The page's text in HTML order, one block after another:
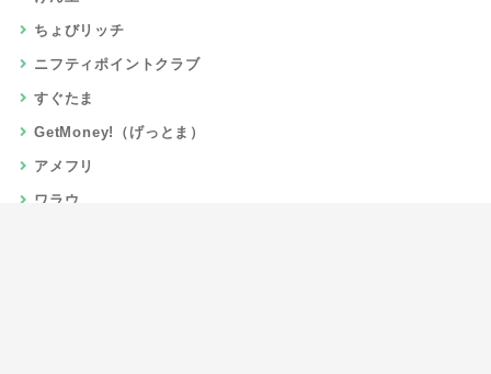
ちょびリッチ
ニフティポイントクラブ
すぐたま
GetMoney!（げっとま）
アメフリ
ワラウ